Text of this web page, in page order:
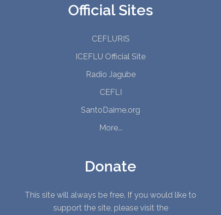
Official Sites
CEFLURIS
ICEFLU Official Site
Radio Jagube
CEFLI
SantoDaime.org
More...
Donate
This site will always be free. If you would like to
support the site, please visit the